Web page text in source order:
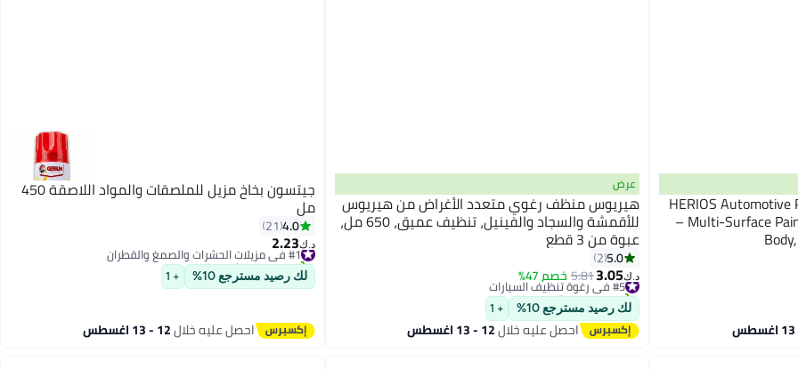
HERIOS
– Multi-Surface
عرض
هيريوس منظف رغوي متعدد الأغراض من هيريوس
للأقمشة والسجاد والفينيل، تنظيف عميق، 650 مل،
عبوة من 3 قطع
5.0
2
د.ك‏3.05
5.81خصم 47% #5 في رغوة تنظيف السيارات
تم بيع +20 مؤخرًا
#5 في رغوة تنظيف السيارات
لك رصيد مسترجع 10% + 1
احصل عليه خلال12 - 13 اغسطس
جيتسون بخاخ مزيل للملصقات والمواد اللاصقة 450
مل
4.0
21
د.ك‏2.23
#1 في مزيلات الحشرات والصمغ والقطران
تم بيع +50 مؤخرًا
#1 في مزيلات الحشرات والصمغ والقطران
لك رصيد مسترجع 10% + 1
احصل عليه خلال12 - 13 اغسطس